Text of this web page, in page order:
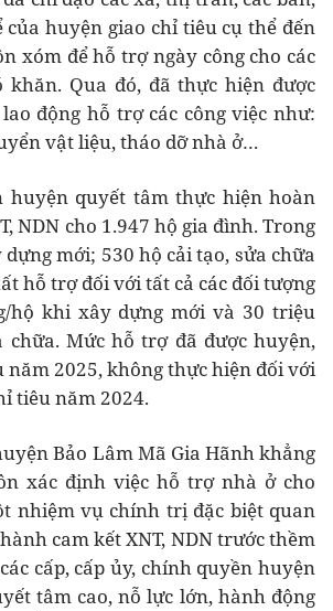
của huyện giao chỉ tiêu cụ thể đến
xóm để hỗ trợ ngày công cho các
Qua đó, đã thực hiện được
động hỗ trợ các công việc như:
vật liệu, tháo dỡ nhà ở…
huyện quyết tâm thực hiện hoàn
NDN cho 1.947 hộ gia đình. Trong
dựng mới; 530 hộ cải tạo, sửa chữa
hỗ trợ đối với tất cả các đối tượng
hộ khi xây dựng mới và 30 triệu
chữa. Mức hỗ trợ đã được huyện,
năm 2025, không thực hiện đối với
tiêu năm 2024.
Bảo Lâm Mã Gia Hãnh khẳng
xác định việc hỗ trợ nhà ở cho
nhiệm vụ chính trị đặc biệt quan
cam kết XNT, NDN trước thềm
cấp, cấp ủy, chính quyền huyện
tâm cao, nỗ lực lớn, hành động